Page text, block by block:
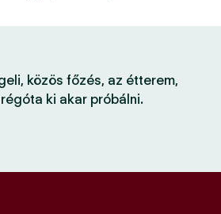
közös főzés, az étterem,
ki akar próbálni.